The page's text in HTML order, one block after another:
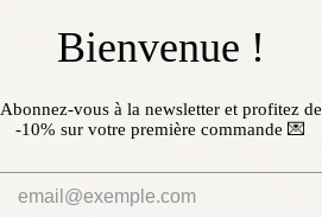
Bienvenue !
Abonnez-vous à la newsletter et profitez de
-10% sur votre première commande 💌